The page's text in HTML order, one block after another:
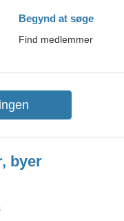
Begynd at søge
Find medlemmer
byer